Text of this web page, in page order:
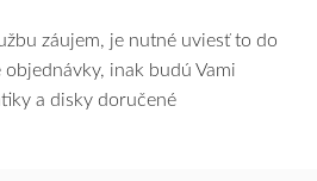
záujem, je nutné uviesť to do
objednávky, inak budú Vami
a disky doručené